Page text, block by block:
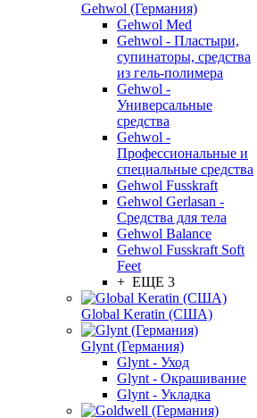
Gehwol (Германия)
Gehwol Med
Gehwol - Пластыри,
супинаторы, средства
из гель-полимера
Gehwol -
Универсальные
средства
Gehwol -
Профессиональные и
специальные средства
Gehwol Fusskraft
Gehwol Gerlasan -
Средства для тела
Gehwol Balance
Gehwol Fusskraft Soft
Feet
+ ЕЩЕ 3
Global Keratin (США)
Glynt (Германия)
Glynt - Уход
Glynt - Окрашивание
Glynt - Укладка